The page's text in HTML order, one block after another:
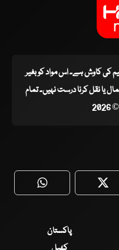
ٹیم کی کاوش ہے۔ اس مواد کو بغیر
نقل کرنا درست نہیں۔ تمام
WhatsApp
پاکستان